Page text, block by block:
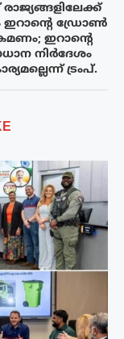
ഇറാന്റെ ഡ്രോൺ
ഇറാന്‍റെ
നിർദേശം
ട്രംപ്.